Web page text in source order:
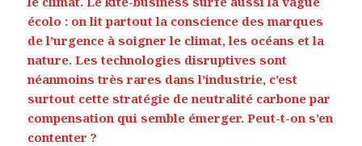
écolo : on lit partout la conscience des marques
de l’urgence à soigner le climat, les océans et la
nature. Les technologies disruptives sont
néanmoins très rares dans l’industrie, c’est
surtout cette stratégie de neutralité carbone par
compensation qui semble émerger. Peut-t-on s’en
contenter ?